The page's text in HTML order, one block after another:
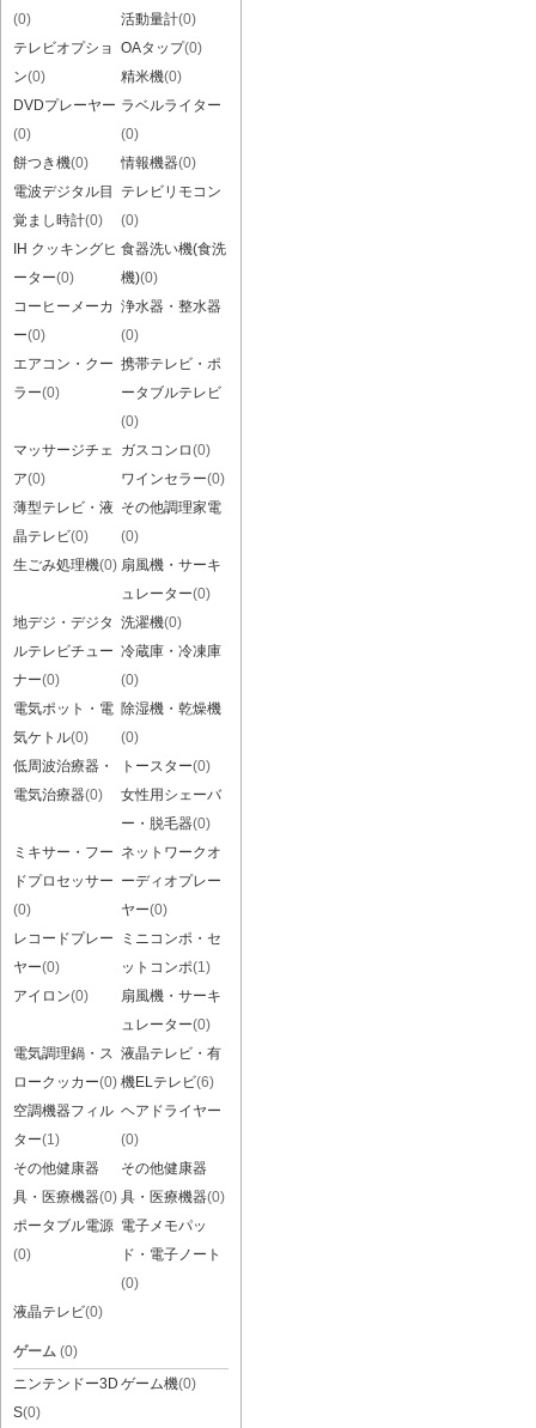
(0)
活動量計(0)
テレビオプショ
ン(0)
OAタップ(0)
精米機(0)
DVDプレーヤー
(0)
ラベルライター
(0)
餅つき機(0) 情報機器(0)
電波デジタル目
覚まし時計(0)
テレビリモコン
(0)
IH クッキングヒ
ーター(0)
食器洗い機(食洗
機)(0)
コーヒーメーカ
ー(0)
浄水器・整水器
(0)
エアコン・クー
ラー(0)
携帯テレビ・ポ
ータブルテレビ
(0)
マッサージチェ
ア(0)
ガスコンロ(0)
ワインセラー(0)
薄型テレビ・液
晶テレビ(0)
その他調理家電
(0)
生ごみ処理機(0) 扇風機・サーキ
ュレーター(0)
地デジ・デジタ
ルテレビチュー
ナー(0)
洗濯機(0)
冷蔵庫・冷凍庫
(0)
電気ポット・電
気ケトル(0)
除湿機・乾燥機
(0)
低周波治療器・
電気治療器(0)
トースター(0)
女性用シェーバ
ー・脱毛器(0)
ミキサー・フー
ドプロセッサー
(0)
ネットワークオ
ーディオプレー
ヤー(0)
レコードプレー
ヤー(0)
ミニコンポ・セ
ットコンポ(1)
アイロン(0)
扇風機・サーキ
ュレーター(0)
電気調理鍋・ス
ロークッカー(0)
液晶テレビ・有
機ELテレビ(6)
空調機器フィル
ター(1)
ヘアドライヤー
(0)
その他健康器
具・医療機器(0)
その他健康器
具・医療機器(0)
ポータブル電源
(0)
電子メモパッ
ド・電子ノート
(0)
液晶テレビ(0)
ゲーム (0)
ニンテンドー3D
S(0)
ゲーム機(0)